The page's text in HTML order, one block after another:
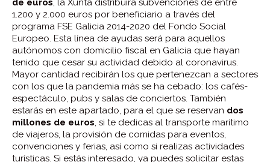
de euros, la Xunta distribuirá subvenciones de entre
1.200 y 2.000 euros por beneficiario a través del
programa FSE Galicia 2014-2020 del Fondo Social
Europeo. Esta línea de ayudas será para aquellos
autónomos con domicilio fiscal en Galicia que hayan
tenido que cesar su actividad debido al coronavirus.
Mayor cantidad recibirán los que pertenezcan a sectores
con los que la pandemia más se ha cebado: los cafés-
espectáculo, pubs y salas de conciertos. También
estarás en este apartado, para el que se reservan dos
millones de euros, si te dedicas al transporte marítimo
de viajeros, la provisión de comidas para eventos,
convenciones y ferias, así como si realizas actividades
turísticas. Si estás interesado, ya puedes solicitar estas